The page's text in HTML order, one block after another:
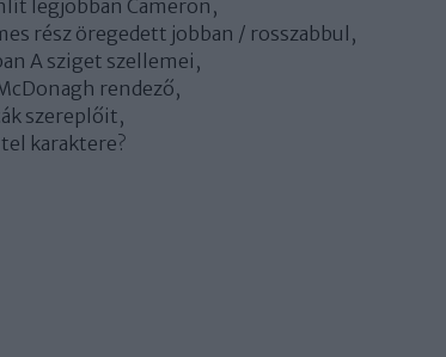
legjobban Cameron,
rész öregedett jobban / rosszabbul,
A sziget szellemei,
rendező,
szereplőit,
karaktere?